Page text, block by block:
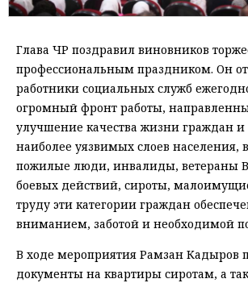
Глава ЧР поздравил виновников
профессиональным праздником. Он
работники социальных служб
огромный фронт работы,
улучшение качества жизни граждан
наиболее уязвимых слоев населения,
пожилые люди, инвалиды, ветераны
боевых действий, сироты,
труду эти категории граждан
вниманием, заботой и необходимой
В ходе мероприятия Рамзан Кадыров
документы на квартиры сиротам, а